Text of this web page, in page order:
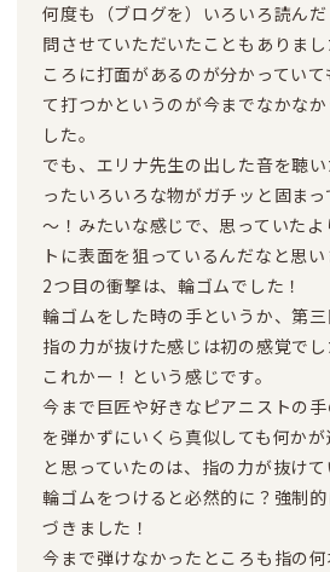
何度も（ブログを）いろいろ読ん
問させていただいたこともありま
ころに打面があるのが分かってい
て打つかというのが今までなかな
した。
でも、エリナ先生の出した音を聴
ったいろいろな物がガチッと固ま
～！みたいな感じで、思っていた
トに表面を狙っているんだなと思い
2つ目の衝撃は、輪ゴムでした！
輪ゴムをした時の手というか、第
指の力が抜けた感じは初の感覚でし
これかー！という感じです。
今まで巨匠や好きなピアニストの
を弾かずにいくら真似しても何か
と思っていたのは、指の力が抜けて
輪ゴムをつけると必然的に？強制
づきました！
今まで弾けなかったところも指の